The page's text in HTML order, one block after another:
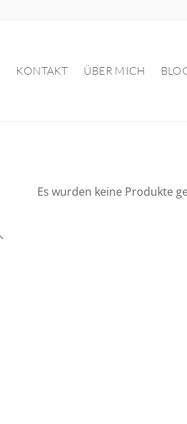
KONTAKT ÜBER MICH
Es wurden keine Produkte